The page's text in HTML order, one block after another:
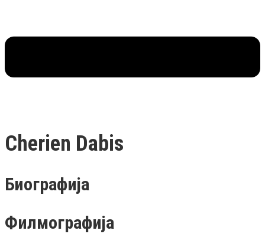
Cherien Dabis
Биографија
Филмографија